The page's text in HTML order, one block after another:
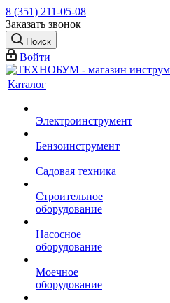
8 (351) 211-05-08
Заказать звонок
Поиск
Войти
Каталог
Электроинструмент
Бензоинструмент
Садовая техника
Строительное
оборудование
Насосное
оборудование
Моечное
оборудование